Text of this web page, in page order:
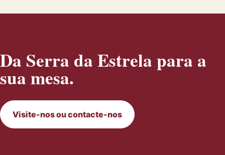
Da Serra da Estrela para a
sua mesa.
Visite-nos ou contacte-nos